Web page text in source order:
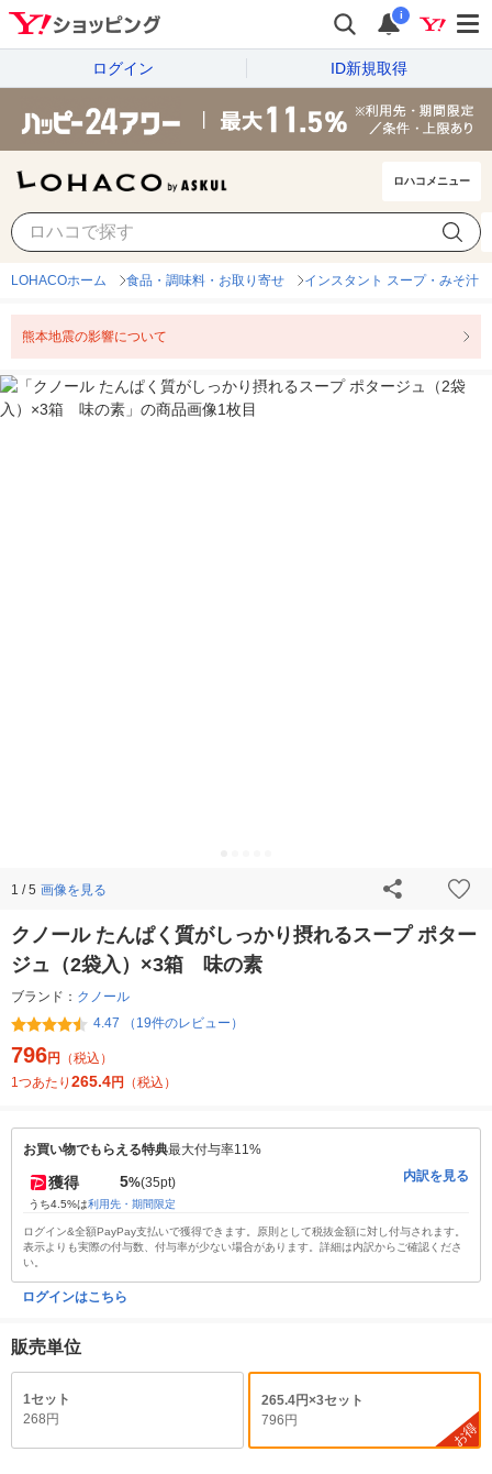
i
ログイン ID新規取得
ロハコメニュー
LOHACOホーム 食品・調味料・お取り寄せ インスタント スープ・みそ汁
熊本地震の影響について
1 / 5 画像を見る
クノール たんぱく質がしっかり摂れるスープ ポター
ジュ（2袋入）×3箱 味の素
ブランド： クノール
4.47 （19件のレビュー）
796円
（税込）
1つあたり 265.4円 （税込）
お買い物でもらえる特典最大付与率11%
獲得 5%(35pt)
うち4.5%は利用先・期間限定
内訳を見る
ログイン&全額PayPay支払いで獲得できます。原則として税抜金額に対し付与されます。
表示よりも実際の付与数、付与率が少ない場合があります。詳細は内訳からご確認くださ
い。
ログインはこちら
販売単位
1セット
268円
265.4円×3セット
796円
お得